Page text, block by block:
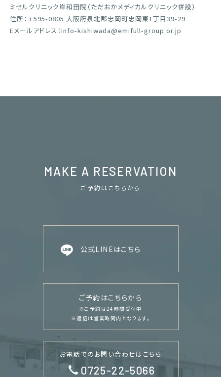
ミセルクリニック岸和田院（ただおかメディカルクリニック併設）
住所：〒595-0805 大阪府泉北郡忠岡町忠岡東1丁目39-29
Eメールアドレス：info-kishiwada@emifull-group.or.jp
MAKE A RESERVATION
ご予約はこちらから
公式LINEはこちら
ご予約はこちらから
※ご予約は24時間受付中
※返信は営業時間内となります。
お電話でのお問い合わせはこちら
0725-22-5066